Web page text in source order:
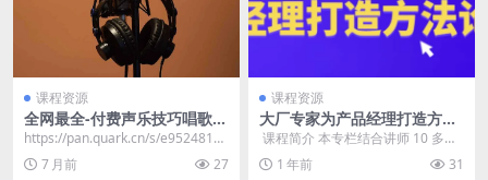
课程资源
全网最全-付费声乐技巧唱歌技
巧乐理课程视唱练耳教程合集
https://pan.quark.cn/s/e95248102
5ba​
7 月前 27
课程资源
大厂专家为产品经理打造方法
论
​ 课程简介 本专栏结合讲师 10 多年
的大厂产品实战经验，提炼出了一
套体系化的...
1 年前 31